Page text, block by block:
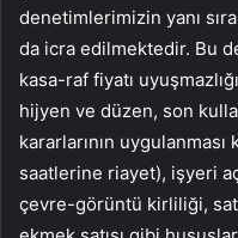
denetimlerimizin yanı
da icra edilmektedir. Bu
kasa-raf fiyatı
hijyen ve düzen, son
kararlarının
saatlerine riayet), işyeri
çevre-görüntü kirliliği,